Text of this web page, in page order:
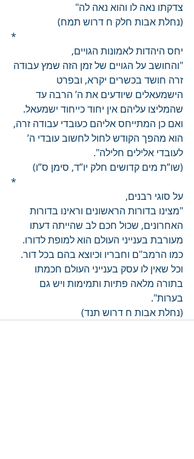
צדקתו נאה לו והוא נאה לה"
(נחלת אבות חלק ח דרוש תמח)
*
יחס היהדות לאמונות הגויים,
"והחושב על הגויים של זמן הזה שמץ עבודה
זרה חושד בכשרים יקרא, ובפרט
הישמעאלים שיודעים את ה’ הרבה עד
שהמליצו עליהם אין יחוד כייחוד ישמעאל.
ואם כן המתייחס אליהם כעובדי עבודה זרה,
הוא מהפך הקודש לחול לחשוב עובדי ה’
לעובדי אלילים חלילה".
(שו”ת מים קדושים חלק יו”ד, סימן ס”ו)
*
על סוגי רבנים,
"מצינו בדורות הראשונים וראינו בדורות
האחרונים, שכול חכם לב שהייתה דעתו
מעורבת בענייני העולם הוא למופת לדורו.
כמו הרמב"ם וחבריו וכיוצא בהם בכל דור.
וכל שאין לו עסק בענייני העולם חכמתו
בתורה מלאה פתיות ותמימות ויש גם
בערות".
(נחלת אבות ח דרוש תנד)